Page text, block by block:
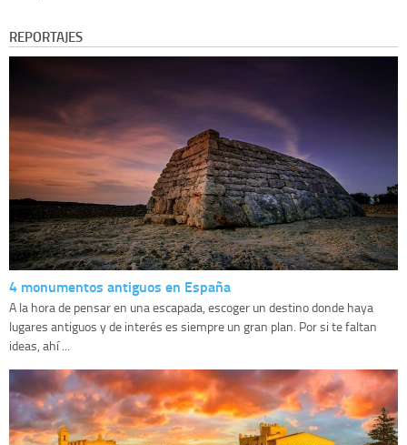
REPORTAJES
4 monumentos antiguos en España
A la hora de pensar en una escapada, escoger un destino donde haya
lugares antiguos y de interés es siempre un gran plan. Por si te faltan
ideas, ahí ...